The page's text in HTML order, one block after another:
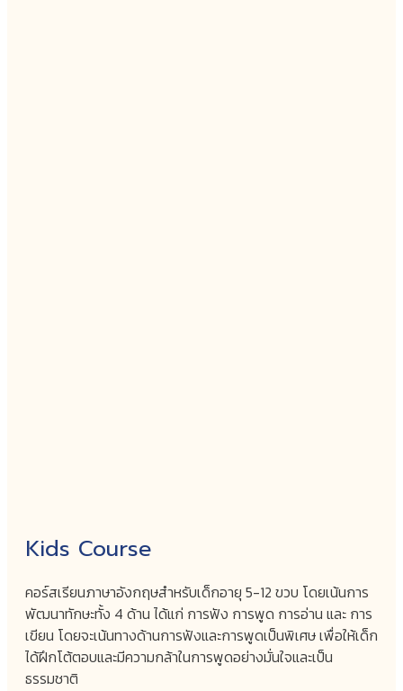
Kids Course
คอร์สเรียนภาษาอังกฤษสำหรับเด็กอายุ 5-12 ขวบ โดยเน้นการ
พัฒนาทักษะทั้ง 4 ด้าน ได้แก่ การฟัง การพูด การอ่าน และ การ
เขียน โดยจะเน้นทางด้านการฟังและการพูดเป็นพิเศษ เพื่อให้เด็ก
ได้ฝึกโต้ตอบและมีความกล้าในการพูดอย่างมั่นใจและเป็น
ธรรมชาติ